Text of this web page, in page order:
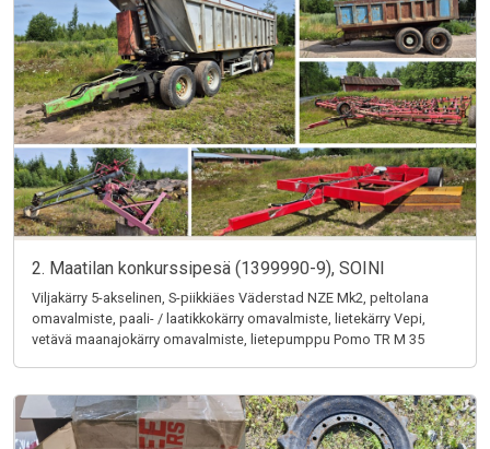
2. Maatilan konkurssipesä (1399990-9), SOINI
Viljakärry 5-akselinen, S-piikkiäes Väderstad NZE Mk2, peltolana
omavalmiste, paali- / laatikkokärry omavalmiste, lietekärry Vepi,
vetävä maanajokärry omavalmiste, lietepumppu Pomo TR M 35